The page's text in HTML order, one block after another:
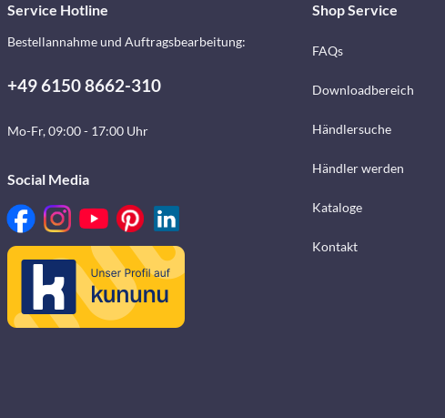
Service Hotline
Bestellannahme und Auftragsbearbeitung:
+49 6150 8662-310
Mo-Fr, 09:00 - 17:00 Uhr
Social Media
Shop Service
FAQs
Downloadbereich
Händlersuche
Händler werden
Kataloge
Kontakt